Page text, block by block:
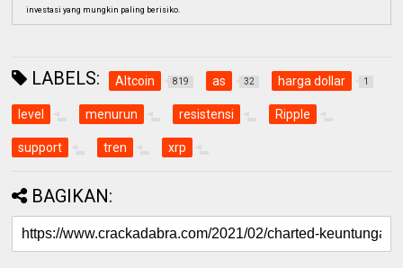
investasi yang mungkin paling berisiko.
LABELS: Altcoin 819 as 32 harga dollar 1
level menurun resistensi Ripple
support tren xrp
BAGIKAN: